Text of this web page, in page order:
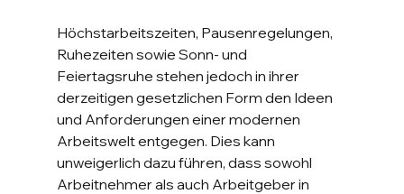
Höchstarbeitszeiten, Pausenregelungen,
Ruhezeiten sowie Sonn- und
Feiertagsruhe stehen jedoch in ihrer
derzeitigen gesetzlichen Form den Ideen
und Anforderungen einer modernen
Arbeitswelt entgegen. Dies kann
unweigerlich dazu führen, dass sowohl
Arbeitnehmer als auch Arbeitgeber in